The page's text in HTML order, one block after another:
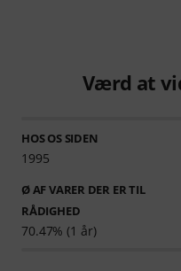
Værd at
HOS OS SIDEN
1995
Ø AF VARER DER ER TIL
RÅDIGHED
70.47% (1 år)